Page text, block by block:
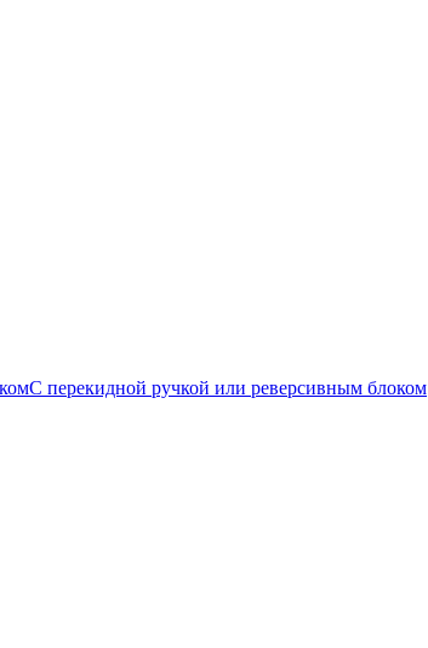
С перекидной ручкой или реверсивным блоком